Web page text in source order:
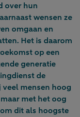
over hun
wensen ze
omgaan en
Het is daarom
op een
generatie
de
mensen hoog
met het oog
dit als hoogste